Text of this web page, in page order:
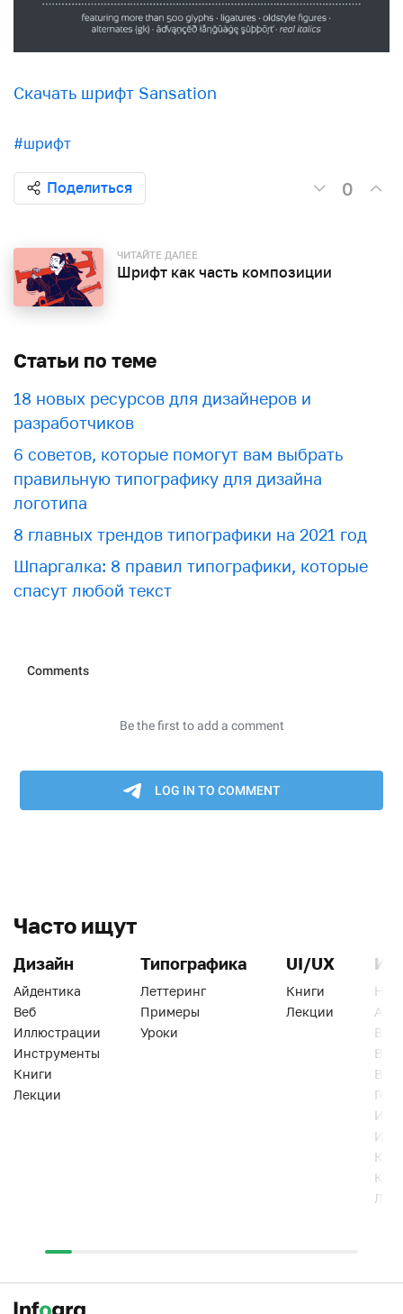
Скачать шрифт Sansation
#шрифт
Поделиться 0
ЧИТАЙТЕ ДАЛЕЕ
Шрифт как часть композиции
Статьи по теме
18 новых ресурсов для дизайнеров и
разработчиков
6 советов, которые помогут вам выбрать
правильную типографику для дизайна
логотипа
8 главных трендов типографики на 2021 год
Шпаргалка: 8 правил типографики, которые
спасут любой текст
Часто ищут
Дизайн
Айдентика
Веб
Иллюстрации
Инструменты
Книги
Лекции
Типографика
Леттеринг
Примеры
Уроки
UI/UX
Книги
Лекции
Веб